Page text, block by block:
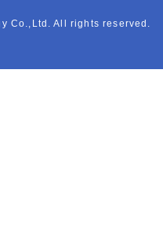
Co.,Ltd. All rights reserved.